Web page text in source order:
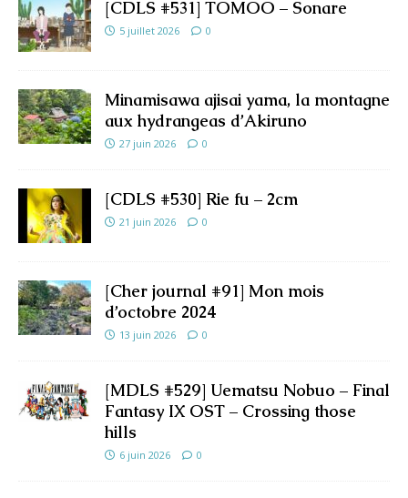
[CDLS #531] TOMOO – Sonare
5 juillet 2026 0
Minamisawa ajisai yama, la montagne
aux hydrangeas d’Akiruno
27 juin 2026 0
[CDLS #530] Rie fu – 2cm
21 juin 2026 0
[Cher journal #91] Mon mois
d’octobre 2024
13 juin 2026 0
[MDLS #529] Uematsu Nobuo – Final
Fantasy IX OST – Crossing those
hills
6 juin 2026 0